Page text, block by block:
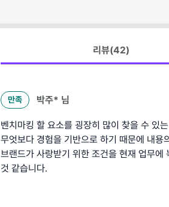
리뷰(42)
만족 박주* 님
벤치마킹 할 요소를 굉장히 많이 찾을 수 있
무엇보다 경험을 기반으로 하기 때문에 내용
브랜드가 사랑받기 위한 조건을 현재 업무
것 같습니다.